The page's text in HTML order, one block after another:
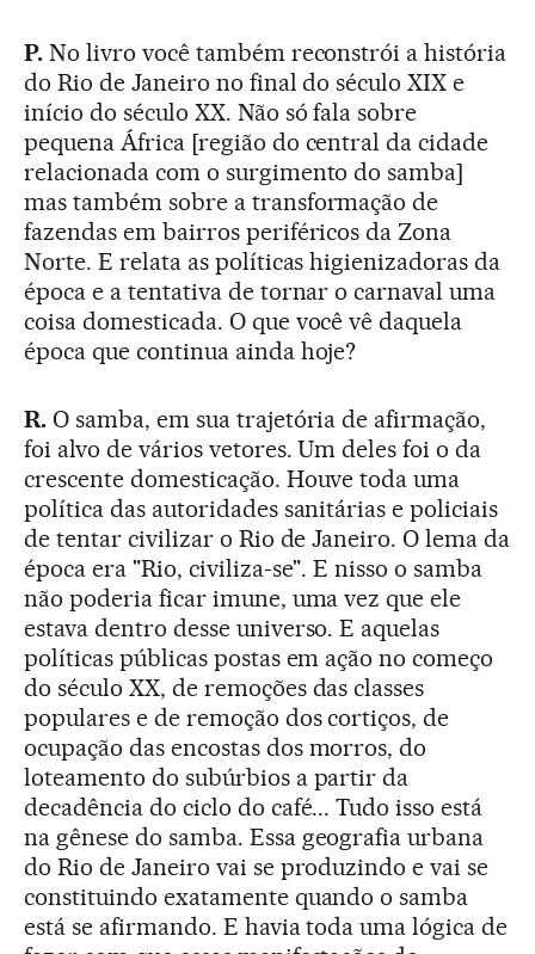
P.No livro você também reconstrói a história
do Rio de Janeiro no final do século XIX e
início do século XX. Não só fala sobre
pequena África [região do central da cidade
relacionada com o surgimento do samba]
mas também sobre a transformação de
fazendas em bairros periféricos da Zona
Norte. E relata as políticas higienizadoras da
época e a tentativa de tornar o carnaval uma
coisa domesticada. O que você vê daquela
época que continua ainda hoje?
R.O samba, em sua trajetória de afirmação,
foi alvo de vários vetores. Um deles foi o da
crescente domesticação. Houve toda uma
política das autoridades sanitárias e policiais
de tentar civilizar o Rio de Janeiro. O lema da
época era "Rio, civiliza-se". E nisso o samba
não poderia ficar imune, uma vez que ele
estava dentro desse universo. E aquelas
políticas públicas postas em ação no começo
do século XX, de remoções das classes
populares e de remoção dos cortiços, de
ocupação das encostas dos morros, do
loteamento do subúrbios a partir da
decadência do ciclo do café... Tudo isso está
na gênese do samba. Essa geografia urbana
do Rio de Janeiro vai se produzindo e vai se
constituindo exatamente quando o samba
está se afirmando. E havia toda uma lógica de